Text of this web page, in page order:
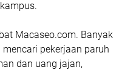
Macaseo.com. Banyak
pekerjaan paruh
dan uang jajan,